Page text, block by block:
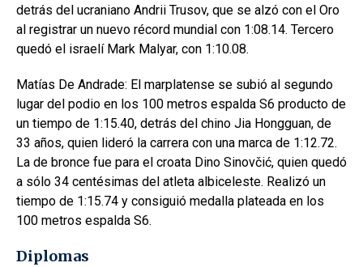
detrás del ucraniano Andrii Trusov, que se alzó con el Oro
al registrar un nuevo récord mundial con 1:08.14. Tercero
quedó el israelí Mark Malyar, con 1:10.08.
Matías De Andrade: El marplatense se subió al segundo
lugar del podio en los 100 metros espalda S6 producto de
un tiempo de 1:15.40, detrás del chino Jia Hongguan, de
33 años, quien lideró la carrera con una marca de 1:12.72.
La de bronce fue para el croata Dino Sinovčić, quien quedó
a sólo 34 centésimas del atleta albiceleste. Realizó un
tiempo de 1:15.74 y consiguió medalla plateada en los
100 metros espalda S6.
Diplomas